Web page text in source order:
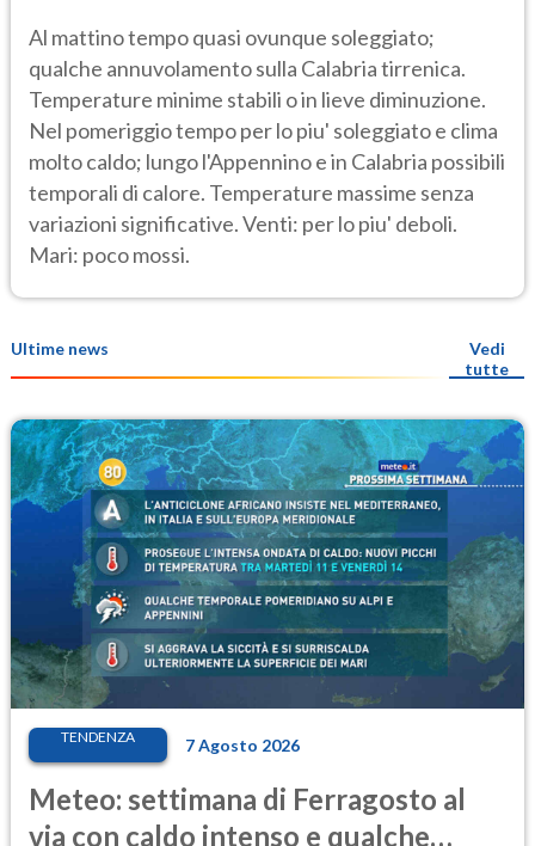
Al mattino tempo quasi ovunque soleggiato;
qualche annuvolamento sulla Calabria tirrenica.
Temperature minime stabili o in lieve diminuzione.
Nel pomeriggio tempo per lo piu' soleggiato e clima
molto caldo; lungo l'Appennino e in Calabria possibili
temporali di calore. Temperature massime senza
variazioni significative. Venti: per lo piu' deboli.
Mari: poco mossi.
Ultime news
Vedi
tutte
TENDENZA 7 Agosto 2026
Meteo: settimana di Ferragosto al
via con caldo intenso e qualche